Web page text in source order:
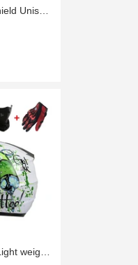
VXS Helmet Dual Shield Unisex Abs Shell 3/4 Open Face Helmet Motorcycle Helmet Motorbike Ece Quick Release System Size 55-62